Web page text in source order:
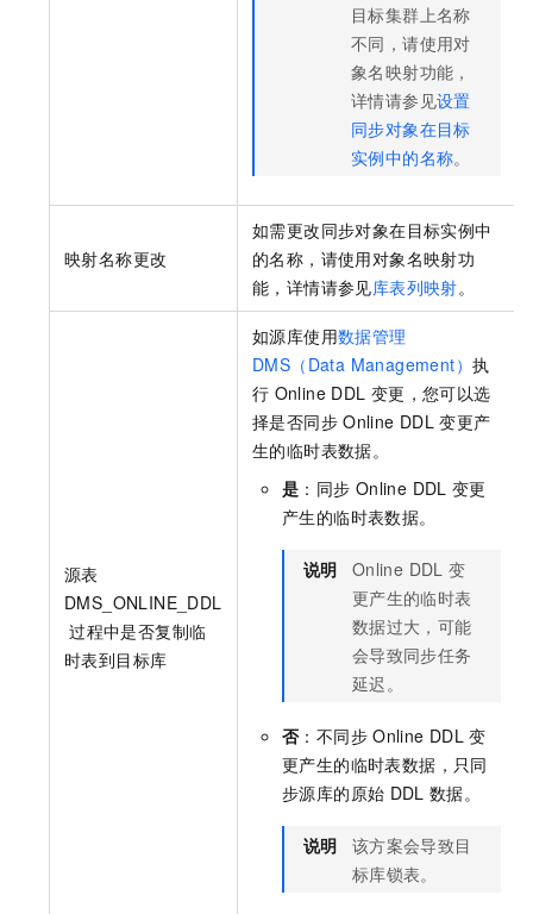
目标集群上名称
不同，请使用对
象名映射功能，
详情请参见设置
同步对象在目标
实例中的名称。
映射名称更改
如需更改同步对象在目标实例中
的名称，请使用对象名映射功
能，详情请参见库表列映射。
源表
DMS_ONLINE_DDL
过程中是否复制临
时表到目标库
如源库使用数据管理
DMS（Data Management） 执
行 Online DDL 变更，您可以选
择是否同步 Online DDL 变更产
生的临时表数据。
是 ：同步 Online DDL 变更
产生的临时表数据。
说明 Online DDL 变
更产生的临时表
数据过大，可能
会导致同步任务
延迟。
否：不同步 Online DDL 变
更产生的临时表数据，只同
步源库的原始 DDL 数据。
说明
该方案会导致目
标库锁表。